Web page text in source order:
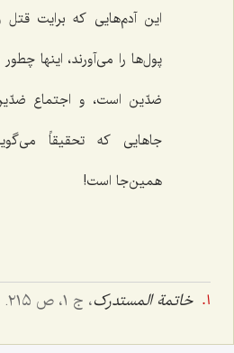
این آدم‌هایی که برایت
پول‌ها را می‌آورند، اینها
ضدّین است، و اجتماع
جاهایی که تحقیقاً
همین‌جا است!
خاتمة المستدرک، ج ١، ص ٢١٥.